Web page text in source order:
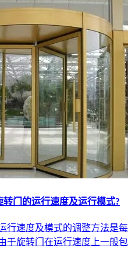
转门的运行速度及运行模式?
行速度及模式的调整方法是
于旋转门在运行速度上一般